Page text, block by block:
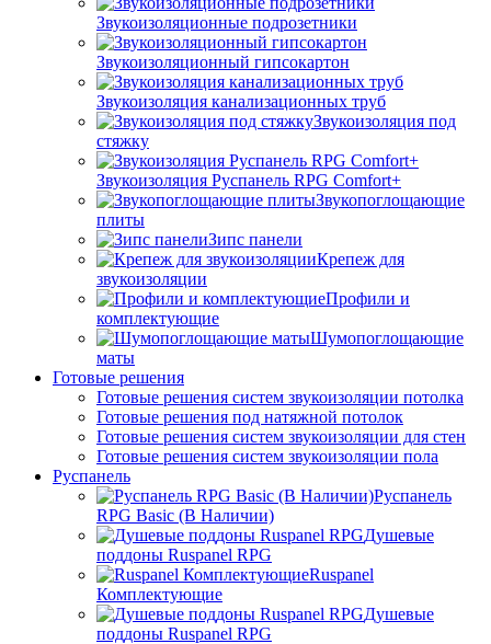
Звукоизоляционные подрозетники
Звукоизоляционный гипсокартон
Звукоизоляция канализационных труб
Звукоизоляция под
стяжку
Звукоизоляция Руспанель RPG Comfort+
Звукопоглощающие
плиты
Зипс панели
Крепеж для
звукоизоляции
Профили и
комплектующие
Шумопоглощающие
маты
Готовые решения
Готовые решения систем звукоизоляции потолка
Готовые решения под натяжной потолок
Готовые решения систем звукоизоляции для стен
Готовые решения систем звукоизоляции пола
Руспанель
Руспанель
RPG Basic (В Наличии)
Душевые
поддоны Ruspanel RPG
Ruspanel
Комплектующие
Душевые
поддоны Ruspanel RPG